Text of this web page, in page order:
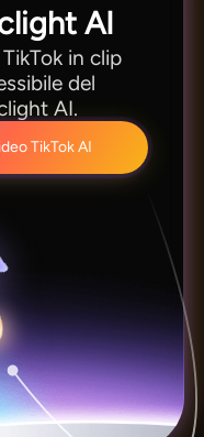
AI
in clip
del
AI.
TikTok AI